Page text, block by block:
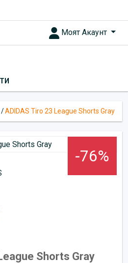
Моят Акаунт
/ADIDAS Tiro 23 League Shorts Gray
-76%
Shorts Gray